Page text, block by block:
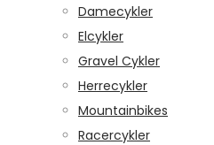
Damecykler
Elcykler
Gravel Cykler
Herrecykler
Mountainbikes
Racercykler